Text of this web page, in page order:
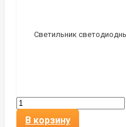
Светильник
В корзину